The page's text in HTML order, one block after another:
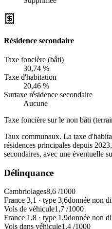
Résidence secondaire
Taxe foncière (bâti)
30,74 %
Taxe d'habitation
20,46 %
Surtaxe résidence secondaire
Aucune
Taxe foncière sur le non bâti
Taux communaux. La taxe
résidences principales depuis
secondaires, avec une éventuelle
Délinquance
Cambriolages8,6 /1000
France 3,1 · type 3,6donnée non
Vols de véhicule1,7 /1000
France 1,8 · type 1,9donnée non
Vols dans véhicule1,4 /1000